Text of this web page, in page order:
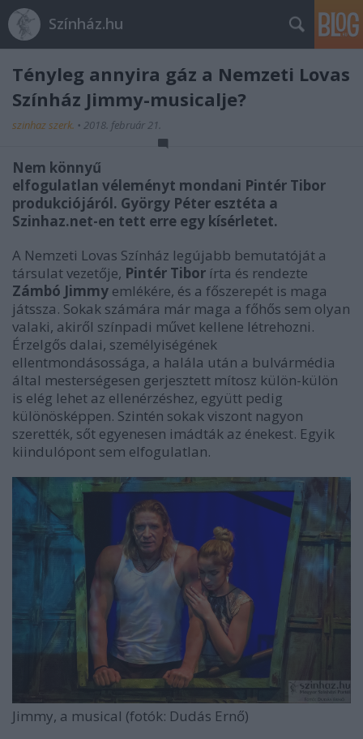
Színház.hu
Tényleg annyira gáz a Nemzeti Lovas
Színház Jimmy-musicalje?
szinhaz szerk. • 2018. február 21.
Nem könnyű
elfogulatlan véleményt mondani Pintér Tibor
produkciójáról. György Péter esztéta a
Szinhaz.net-en tett erre egy kísérletet.
A Nemzeti Lovas Színház legújabb bemutatóját a
társulat vezetője, Pintér Tibor írta és rendezte
Zámbó Jimmy emlékére, és a főszerepét is maga
játssza. Sokak számára már maga a főhős sem olyan
valaki, akiről színpadi művet kellene létrehozni.
Érzelgős dalai, személyiségének
ellentmondásossága, a halála után a bulvármédia
által mesterségesen gerjesztett mítosz külön-külön
is elég lehet az ellenérzéshez, együtt pedig
különösképpen. Szintén sokak viszont nagyon
szerették, sőt egyenesen imádták az énekest. Egyik
kiindulópont sem elfogulatlan.
Jimmy, a musical (fotók: Dudás Ernő)